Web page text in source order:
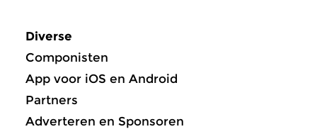
Diverse
Componisten
App voor iOS en Android
Partners
Adverteren en Sponsoren